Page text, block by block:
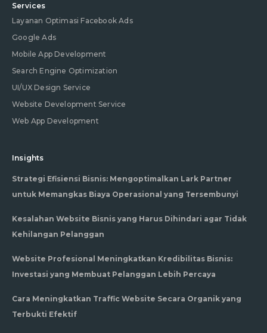
Services
Layanan Optimasi Facebook Ads
Google Ads
Mobile App Development
Search Engine Optimization
UI/UX Design Service
Website Development Service
Web App Development
Insights
Strategi Efisiensi Bisnis: Mengoptimalkan Lark Partner
untuk Memangkas Biaya Operasional yang Tersembunyi
Kesalahan Website Bisnis yang Harus Dihindari agar Tidak
Kehilangan Pelanggan
Website Profesional Meningkatkan Kredibilitas Bisnis:
Investasi yang Membuat Pelanggan Lebih Percaya
Cara Meningkatkan Traffic Website Secara Organik yang
Terbukti Efektif